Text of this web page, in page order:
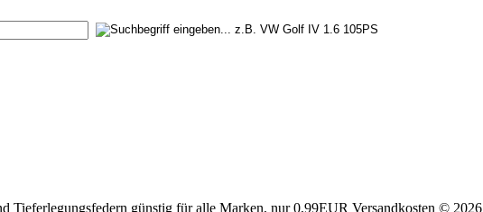
Tieferlegungsfedern günstig für alle Marken, nur 0,99EUR Versandkosten © 2026